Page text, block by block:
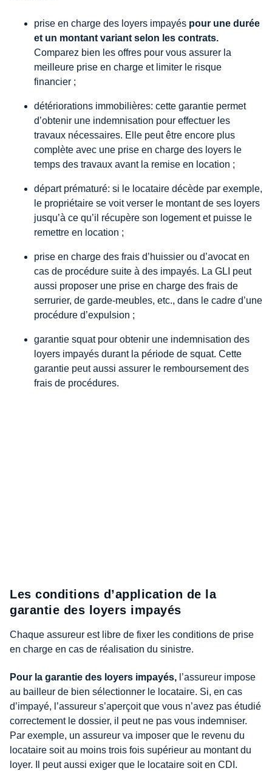
prise en charge des loyers impayés pour une durée
et un montant variant selon les contrats.
Comparez bien les offres pour vous assurer la
meilleure prise en charge et limiter le risque
financier ;
détériorations immobilières: cette garantie permet
d’obtenir une indemnisation pour effectuer les
travaux nécessaires. Elle peut être encore plus
complète avec une prise en charge des loyers le
temps des travaux avant la remise en location ;
départ prématuré: si le locataire décède par exemple,
le propriétaire se voit verser le montant de ses loyers
jusqu’à ce qu’il récupère son logement et puisse le
remettre en location ;
prise en charge des frais d’huissier ou d’avocat en
cas de procédure suite à des impayés. La GLI peut
aussi proposer une prise en charge des frais de
serrurier, de garde-meubles, etc., dans le cadre d’une
procédure d’expulsion ;
garantie squat pour obtenir une indemnisation des
loyers impayés durant la période de squat. Cette
garantie peut aussi assurer le remboursement des
frais de procédures.
Les conditions d’application de la
garantie des loyers impayés
Chaque assureur est libre de fixer les conditions de prise
en charge en cas de réalisation du sinistre.
Pour la garantie des loyers impayés, l’assureur impose
au bailleur de bien sélectionner le locataire. Si, en cas
d’impayé, l’assureur s’aperçoit que vous n’avez pas étudié
correctement le dossier, il peut ne pas vous indemniser.
Par exemple, un assureur va imposer que le revenu du
locataire soit au moins trois fois supérieur au montant du
loyer. Il peut aussi exiger que le locataire soit en CDI.